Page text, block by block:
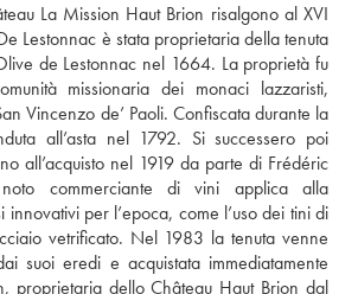
La Mission Haut Brion risalgono al XVI
Lestonnac è stata proprietaria della tenuta
de Lestonnac nel 1664. La proprietà fu
missionaria dei monaci lazzaristi,
Vincenzo de’ Paoli. Confiscata durante la
all’asta nel 1792. Si successero poi
all’acquisto nel 1919 da parte di Frédéric
commerciante di vini applica alla
innovativi per l’epoca, come l’uso dei tini di
vetrificato. Nel 1983 la tenuta venne
suoi eredi e acquistata immediatamente
proprietaria dello Château Haut Brion dal